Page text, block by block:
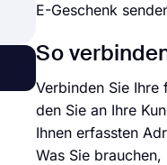
E-Geschenk
So
Verbinden Sie Ihre
den Sie an Ihre
Ihnen erfassten
Was Sie